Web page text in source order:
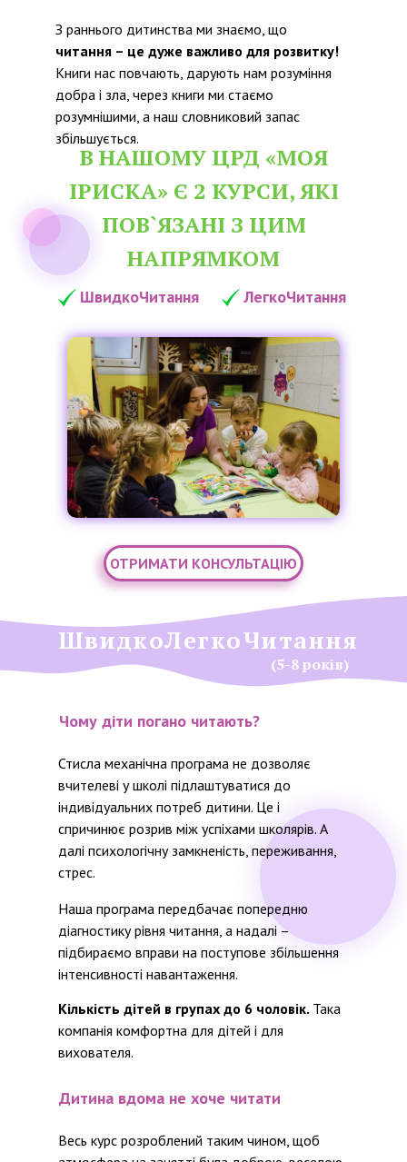
ШвидкоЛегкоЧитання
ШвидкоЧитання ЛегкоЧитання
З раннього дитинства ми знаємо, що
читання – це дуже важливо для розвитку!
Книги нас повчають, дарують нам розуміння
добра і зла, через книги ми стаємо
розумнішими, а наш словниковий запас
збільшується.
В НАШОМУ ЦРД «МОЯ
ІРИСКА» Є 2 КУРСИ, ЯКІ
ПОВ`ЯЗАНІ З ЦИМ
НАПРЯМКОМ
(5-8 років)
ОТРИМАТИ КОНСУЛЬТАЦІЮ
Чому діти погано читають?
Стисла механічна програма не дозволяє
вчителеві у школі підлаштуватися до
індивідуальних потреб дитини. Це і
спричинює розрив між успіхами школярів. А
далі психологічну замкненість, переживання,
стрес.
Наша програма передбачає попередню
діагностику рівня читання, а надалі –
підбираємо вправи на поступове збільшення
інтенсивності навантаження.
Кількість дітей в групах до 6 чоловік. Така
компанія комфортна для дітей і для
вихователя.
Дитина вдома не хоче читати
Весь курс розроблений таким чином, щоб